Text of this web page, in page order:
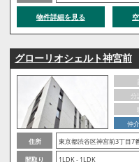
物件詳細を見る
グローリオシェルト神宮前
分
仲
住所
東京都渋谷区神宮前3丁目7
間取り
1LDK - 1LDK